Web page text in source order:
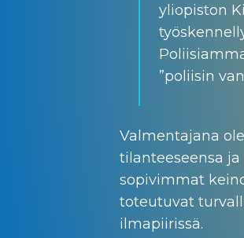
yliopiston
”poliisin
Valmentajana
tilanteeseensa
sopivimmat
toteutuvat
ilmapiirissä.